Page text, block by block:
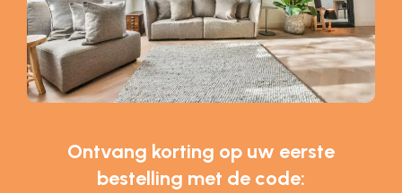
Ontvang korting op uw eerste
bestelling met de code: